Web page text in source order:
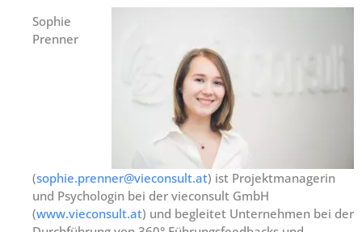
Sophie
Prenner
(sophie.prenner@vieconsult.at) ist Projektmanagerin
und Psychologin bei der vieconsult GmbH
(www.vieconsult.at) und begleitet Unternehmen bei der